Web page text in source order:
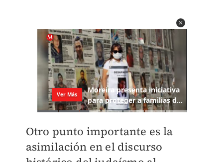
Otro punto importante es la
asimilación en el discurso